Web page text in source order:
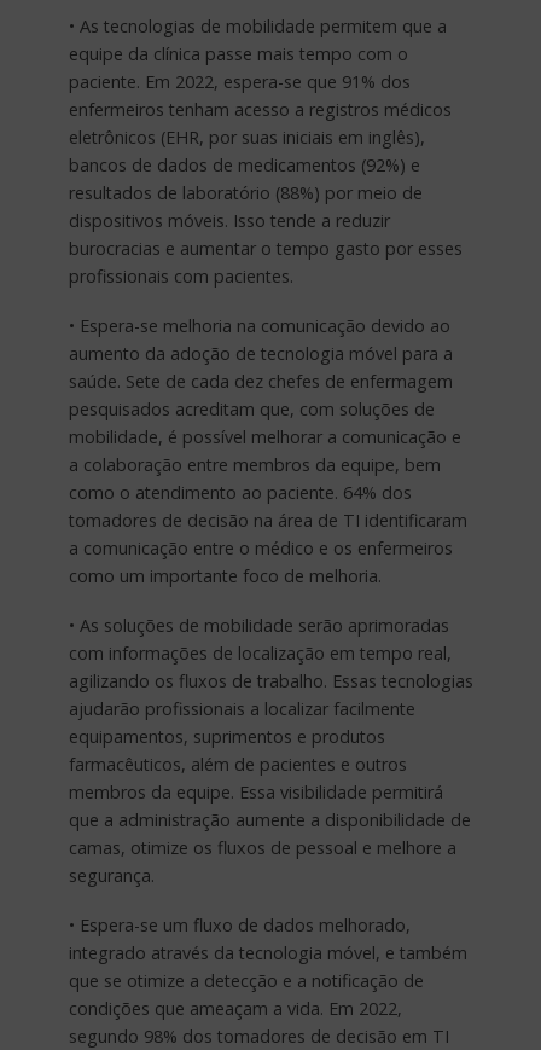
• As tecnologias de mobilidade permitem que a
equipe da clínica passe mais tempo com o
paciente. Em 2022, espera-se que 91% dos
enfermeiros tenham acesso a registros médicos
eletrônicos (EHR, por suas iniciais em inglês),
bancos de dados de medicamentos (92%) e
resultados de laboratório (88%) por meio de
dispositivos móveis. Isso tende a reduzir
burocracias e aumentar o tempo gasto por esses
profissionais com pacientes.
• Espera-se melhoria na comunicação devido ao
aumento da adoção de tecnologia móvel para a
saúde. Sete de cada dez chefes de enfermagem
pesquisados acreditam que, com soluções de
mobilidade, é possível melhorar a comunicação e
a colaboração entre membros da equipe, bem
como o atendimento ao paciente. 64% dos
tomadores de decisão na área de TI identificaram
a comunicação entre o médico e os enfermeiros
como um importante foco de melhoria.
• As soluções de mobilidade serão aprimoradas
com informações de localização em tempo real,
agilizando os fluxos de trabalho. Essas tecnologias
ajudarão profissionais a localizar facilmente
equipamentos, suprimentos e produtos
farmacêuticos, além de pacientes e outros
membros da equipe. Essa visibilidade permitirá
que a administração aumente a disponibilidade de
camas, otimize os fluxos de pessoal e melhore a
segurança.
• Espera-se um fluxo de dados melhorado,
integrado através da tecnologia móvel, e também
que se otimize a detecção e a notificação de
condições que ameaçam a vida. Em 2022,
segundo 98% dos tomadores de decisão em TI